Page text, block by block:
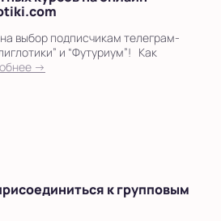
выбор подписчикам телеграм-
и “Футуриум”! Как
→
к групповым